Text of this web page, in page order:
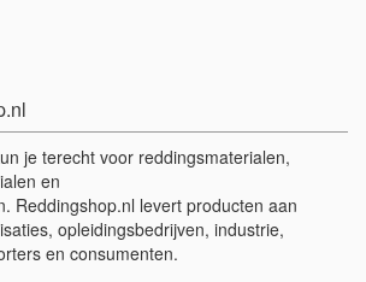
je terecht voor reddingsmaterialen,
en
Reddingshop.nl levert producten aan
opleidingsbedrijven, industrie,
en consumenten.